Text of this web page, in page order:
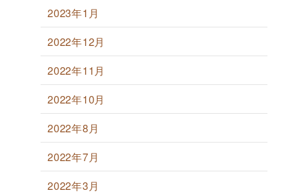
2023年1月
2022年12月
2022年11月
2022年10月
2022年8月
2022年7月
2022年3月